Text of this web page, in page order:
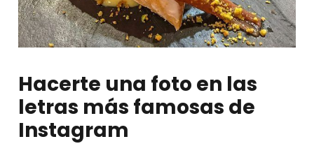
Hacerte una foto en las
letras más famosas de
Instagram